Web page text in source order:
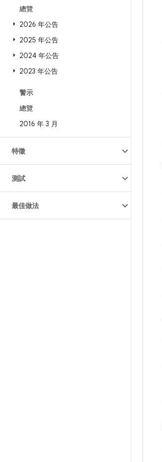
總覽
2026 年公告
2025 年公告
2024 年公告
2023 年公告
警示
總覽
2016 年 3 月
特徵
測試
最佳做法